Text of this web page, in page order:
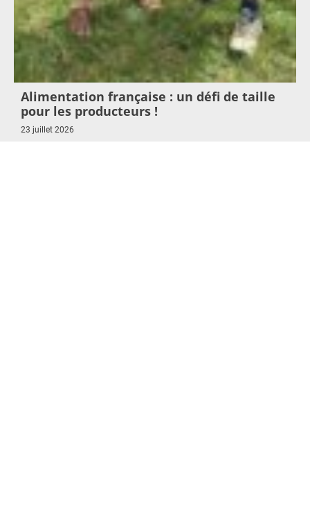
Alimentation française : un défi de taille
pour les producteurs !
23 juillet 2026